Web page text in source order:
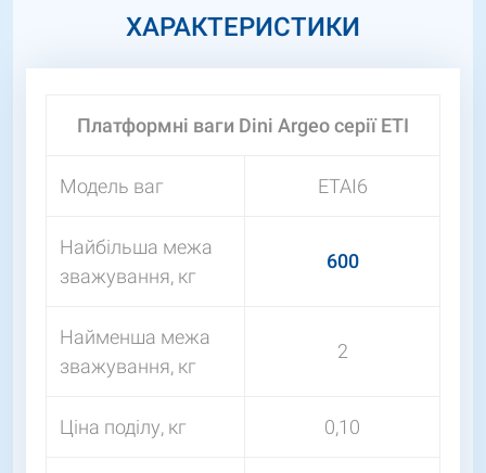
ХАРАКТЕРИСТИКИ
Платформні ваги Dini Argeo серії ETI
Модель ваг ETAI6
Найбільша межа
зважування, кг
600
Найменша межа
зважування, кг
2
Ціна поділу, кг 0,10